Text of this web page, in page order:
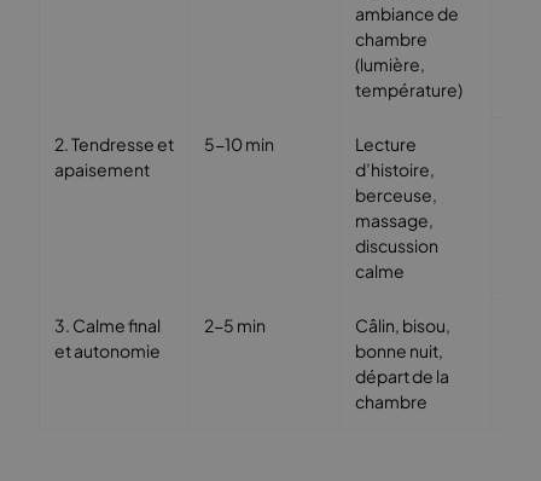
ambiance de
chambre
(lumière,
température)
2. Tendresse et
apaisement
5-10 min
Lecture
d’histoire,
berceuse,
massage,
discussion
calme
3. Calme final
et autonomie
2-5 min
Câlin, bisou,
bonne nuit,
départ de la
chambre